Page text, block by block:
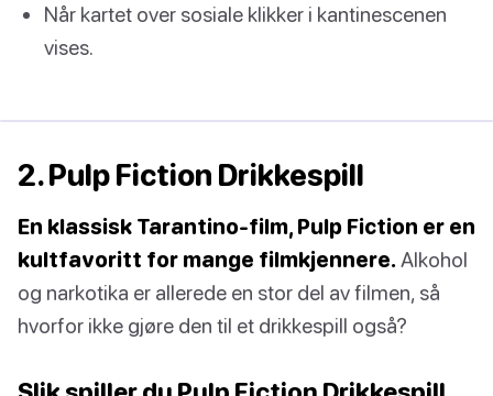
Når kartet over sosiale klikker i kantinescenen
vises.
2. Pulp Fiction Drikkespill
En klassisk Tarantino-film, Pulp Fiction er en
kultfavoritt for mange filmkjennere. Alkohol
og narkotika er allerede en stor del av filmen, så
hvorfor ikke gjøre den til et drikkespill også?